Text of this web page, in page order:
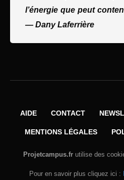
l’énergie que peut
— Dany Laferrière
AIDE CONTACT
MENTIONS LÉGALES
Projetcampus.fr utilise des
Pour en savoir plus cliquez ici :